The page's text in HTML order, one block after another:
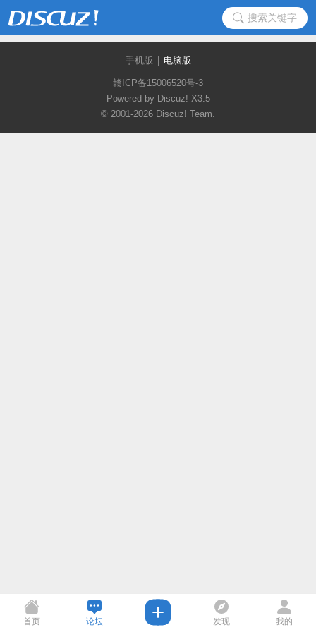
搜索关键字
手机版 电脑版
赣ICP备15006520号-3
Powered by Discuz! X3.5
© 2001-2026 Discuz! Team.
首页 论坛 发现 我的